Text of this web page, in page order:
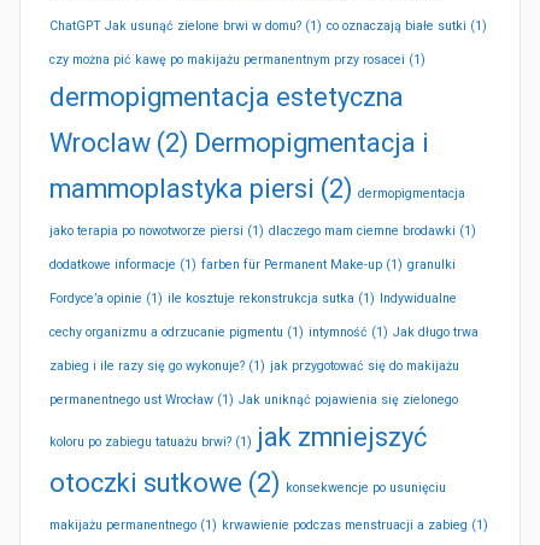
ChatGPT Jak usunąć zielone brwi w domu? (1) co oznaczają białe sutki (1)
czy można pić kawę po makijażu permanentnym przy rosacei (1)
dermopigmentacja estetyczna
Wroclaw (2) Dermopigmentacja i
mammoplastyka piersi (2) dermopigmentacja
jako terapia po nowotworze piersi (1) dlaczego mam ciemne brodawki (1)
dodatkowe informacje (1) farben für Permanent Make-up (1) granulki
Fordyce’a opinie (1) ile kosztuje rekonstrukcja sutka (1) Indywidualne
cechy organizmu a odrzucanie pigmentu (1) intymność (1) Jak długo trwa
zabieg i ile razy się go wykonuje? (1) jak przygotować się do makijażu
permanentnego ust Wrocław (1) Jak uniknąć pojawienia się zielonego
koloru po zabiegu tatuażu brwi? (1) jak zmniejszyć
otoczki sutkowe (2) konsekwencje po usunięciu
makijażu permanentnego (1) krwawienie podczas menstruacji a zabieg (1)